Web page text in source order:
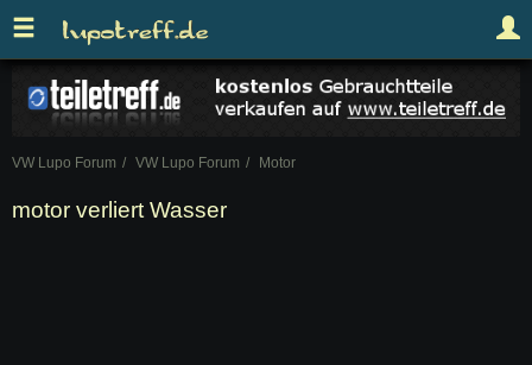
VW Lupo Forum VW Lupo Forum Motor
motor verliert Wasser